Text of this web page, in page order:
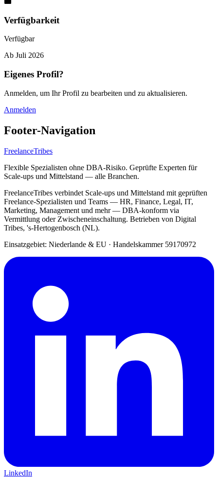
Verfügbarkeit
Verfügbar
Ab Juli 2026
Eigenes Profil?
Anmelden, um Ihr Profil zu bearbeiten und zu aktualisieren.
Anmelden
Footer-Navigation
FreelanceTribes
Flexible Spezialisten ohne DBA-Risiko. Geprüfte Experten für
Scale-ups und Mittelstand — alle Branchen.
FreelanceTribes verbindet Scale-ups und Mittelstand mit geprüften
Freelance-Spezialisten und Teams — HR, Finance, Legal, IT,
Marketing, Management und mehr — DBA-konform via
Vermittlung oder Zwischeneinschaltung. Betrieben von Digital
Tribes, 's-Hertogenbosch (NL).
Einsatzgebiet: Niederlande & EU · Handelskammer 59170972
LinkedIn